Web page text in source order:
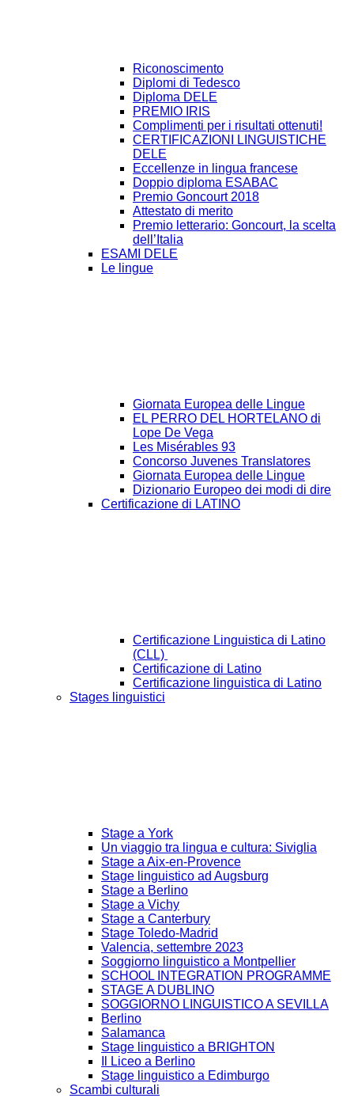
Riconoscimento
Diplomi di Tedesco
Diploma DELE
PREMIO IRIS
Complimenti per i risultati ottenuti!
CERTIFICAZIONI LINGUISTICHE
DELE
Eccellenze in lingua francese
Doppio diploma ESABAC
Premio Goncourt 2018
Attestato di merito
Premio letterario: Goncourt, la scelta
dell’Italia
ESAMI DELE
Le lingue
Giornata Europea delle Lingue
EL PERRO DEL HORTELANO di
Lope De Vega
Les Misérables 93
Concorso Juvenes Translatores
Giornata Europea delle Lingue
Dizionario Europeo dei modi di dire
Certificazione di LATINO
Certificazione Linguistica di Latino
(CLL)
Certificazione di Latino
Certificazione linguistica di Latino
Stages linguistici
Stage a York
Un viaggio tra lingua e cultura: Siviglia
Stage a Aix-en-Provence
Stage linguistico ad Augsburg
Stage a Berlino
Stage a Vichy
Stage a Canterbury
Stage Toledo-Madrid
Valencia, settembre 2023
Soggiorno linguistico a Montpellier
SCHOOL INTEGRATION PROGRAMME
STAGE A DUBLINO
SOGGIORNO LINGUISTICO A SEVILLA
Berlino
Salamanca
Stage linguistico a BRIGHTON
Il Liceo a Berlino
Stage linguistico a Edimburgo
Scambi culturali